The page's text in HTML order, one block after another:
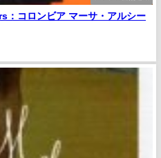
コロンビア マーサ・アルシー